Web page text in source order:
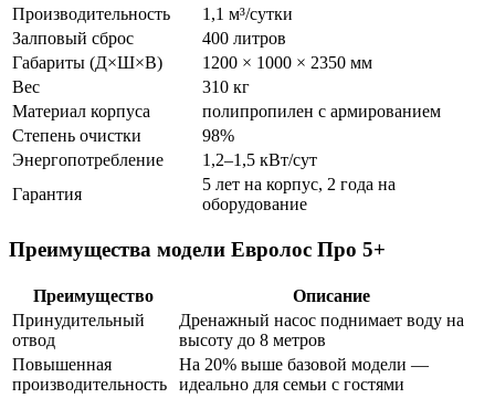
Производительность
1,1 м³/сутки
Залповый сброс
400 литров
Габариты (Д×Ш×В)
1200 × 1000 × 2350 мм
Вес
310 кг
Материал корпуса
полипропилен с армированием
Степень очистки
98%
Энергопотребление
1,2–1,5 кВт/сут
Гарантия
5 лет на корпус, 2 года на
оборудование
Преимущества модели Евролос Про 5+
Преимущество
Описание
Принудительный
отвод
Дренажный насос поднимает воду на
высоту до 8 метров
Повышенная
производительность
На 20% выше базовой модели —
идеально для семьи с гостями